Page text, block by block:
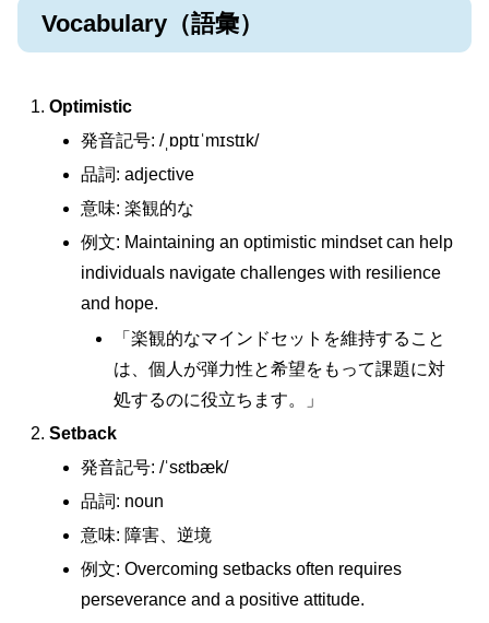
Vocabulary（語彙）
Optimistic
発音記号: /ˌɒptɪˈmɪstɪk/
品詞: adjective
意味: 楽観的な
例文: Maintaining an optimistic mindset can help
individuals navigate challenges with resilience
and hope.
「楽観的なマインドセットを維持すること
は、個人が弾力性と希望をもって課題に対
処するのに役立ちます。」
Setback
発音記号: /ˈsɛtbæk/
品詞: noun
意味: 障害、逆境
例文: Overcoming setbacks often requires
perseverance and a positive attitude.